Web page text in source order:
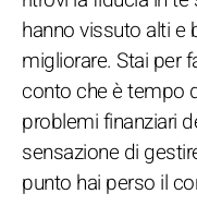
hanno vissuto alti e
migliorare. Stai per
conto che è tempo
problemi finanziari
sensazione di
punto hai perso il